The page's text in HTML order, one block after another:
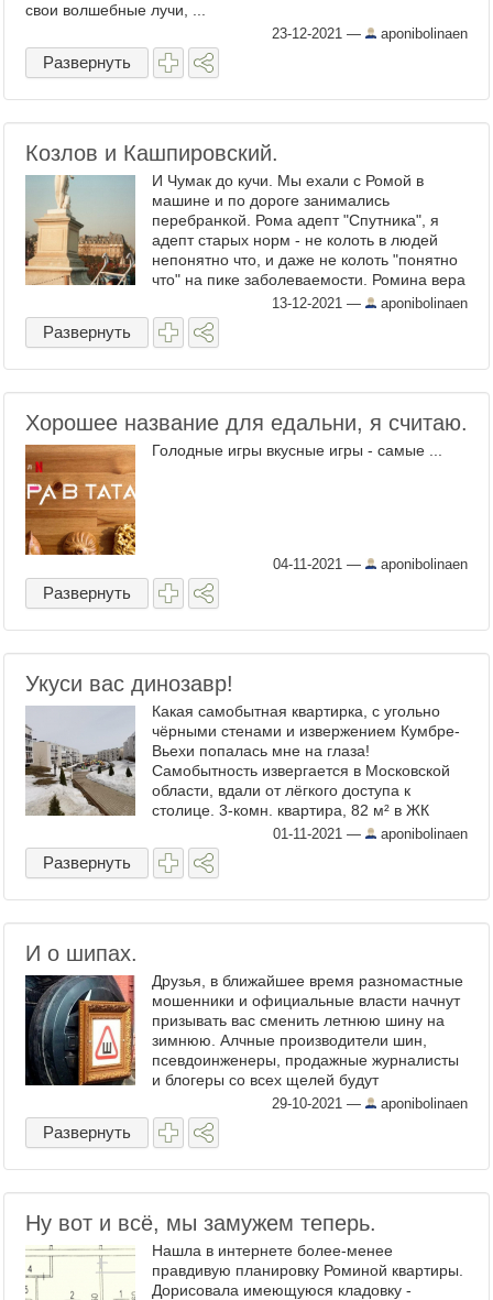
свои волшебные лучи, ...
23-12-2021 — aponibolinaen
Развернуть
Козлов и Кашпировский.
И Чумак до кучи. Мы ехали с Ромой в
машине и по дороге занимались
перебранкой. Рома адепт "Спутника", я
адепт старых норм - не колоть в людей
непонятно что, и даже не колоть "понятно
что" на пике заболеваемости. Ромина вера
зиждется на том, что советские люди (то
есть я, мои подружки и ...
13-12-2021 — aponibolinaen
Развернуть
Хорошее название для едальни, я считаю.
Голодные игры вкусные игры - самые ...
04-11-2021 — aponibolinaen
Развернуть
Укуси вас динозавр!
Какая самобытная квартирка, с угольно
чёрными стенами и извержением Кумбре-
Вьехи попалась мне на глаза!
Самобытность извергается в Московской
области, вдали от лёгкого доступа к
столице. 3-комн. квартира, 82 м² в ЖК
«Рутаун», Дом сдан в 1 кв. 2014 Москва,
НАО (Новомосковский), ...
01-11-2021 — aponibolinaen
Развернуть
И о шипах.
Друзья, в ближайшее время разномастные
мошенники и официальные власти начнут
призывать вас сменить летнюю шину на
зимнюю. Алчные производители шин,
псевдоинженеры, продажные журналисты
и блогеры со всех щелей будут
уговаривать вас заплатить космические
деньги за абсолютно ненужный и ...
29-10-2021 — aponibolinaen
Развернуть
Ну вот и всё, мы замужем теперь.
Нашла в интернете более-менее
правдивую планировку Роминой квартиры.
Дорисовала имеющуюся кладовку -